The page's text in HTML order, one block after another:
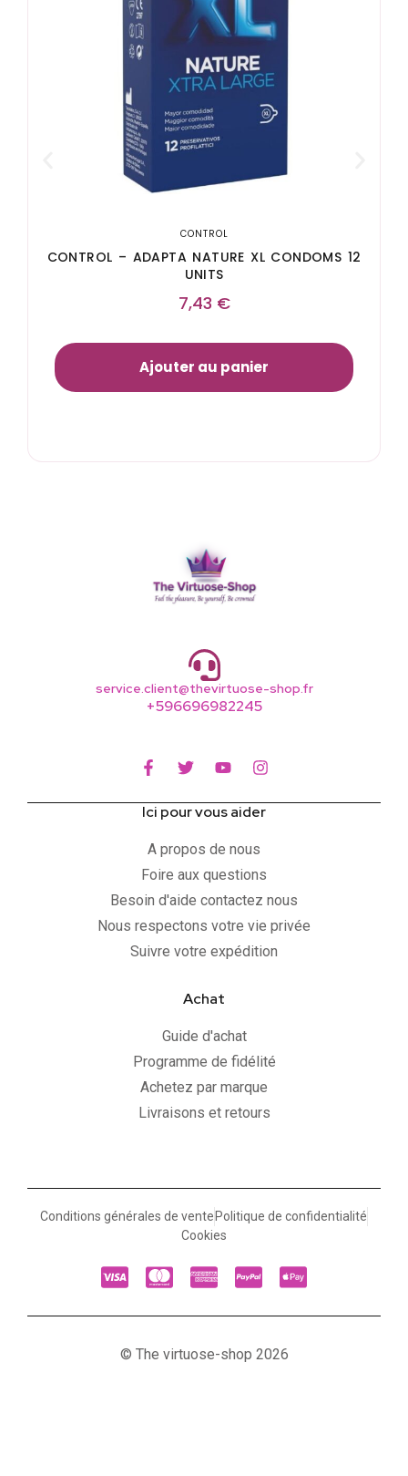
CONTROL
CONTROL – ADAPTA NATURE XL CONDOMS 12
UNITS
7,43 €
Ajouter au panier
service.client@thevirtuose-shop.fr
+596696982245
Ici pour vous aider
A propos de nous
Foire aux questions
Besoin d'aide contactez nous
Nous respectons votre vie privée
Suivre votre expédition
Achat
Guide d'achat
Programme de fidélité
Achetez par marque
Livraisons et retours
Conditions générales de vente Politique de confidentialité
Cookies
© The virtuose-shop 2026